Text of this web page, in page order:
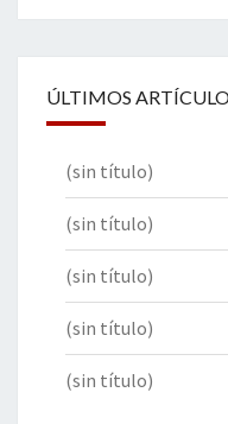
ÚLTIMOS
(sin título)
(sin título)
(sin título)
(sin título)
(sin título)